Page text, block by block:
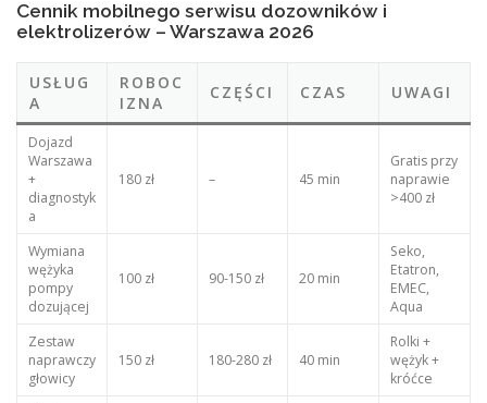
Cennik mobilnego serwisu dozowników i
elektrolizerów – Warszawa 2026
USŁUG
A
ROBOC
IZNA
CZĘŚCI CZAS UWAGI
Dojazd
Warszawa
+
diagnostyk
a
180 zł – 45 min
Gratis przy
naprawie
>400 zł
Wymiana
wężyka
pompy
dozującej
100 zł 90-150 zł 20 min
Seko,
Etatron,
EMEC,
Aqua
Zestaw
naprawczy
głowicy
150 zł 180-280 zł 40 min
Rolki +
wężyk +
króćce